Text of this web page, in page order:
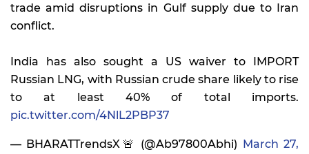
trade amid disruptions in Gulf supply due to Iran
conflict.
India has also sought a US waiver to IMPORT
Russian LNG, with Russian crude share likely to rise
to at least 40% of total imports.
pic.twitter.com/4NlL2PBP37
— BHARATTrendsX🚨 (@Ab97800Abhi) March 27,